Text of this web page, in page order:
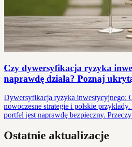
Czy dywersyfikacja ryzyka
naprawdę działa? Poznaj
Dywersyfikacja ryzyka inwestycyjnego:
nowoczesne strategie i polskie
portfel jest naprawdę bezpieczny.
Ostatnie aktualizacje